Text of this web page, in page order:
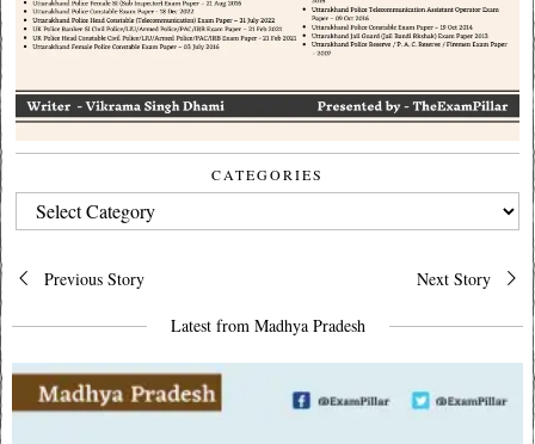
CATEGORIES
CATEGORIES
Post
navigation
Previous Story Next Story
Latest from Madhya Pradesh